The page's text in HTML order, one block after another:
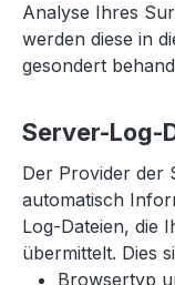
Analyse Ihres
werden diese in
gesondert
Server-Log-
Der Provider der
automatisch
Log-Dateien, die
übermittelt. Dies
Browsertyp